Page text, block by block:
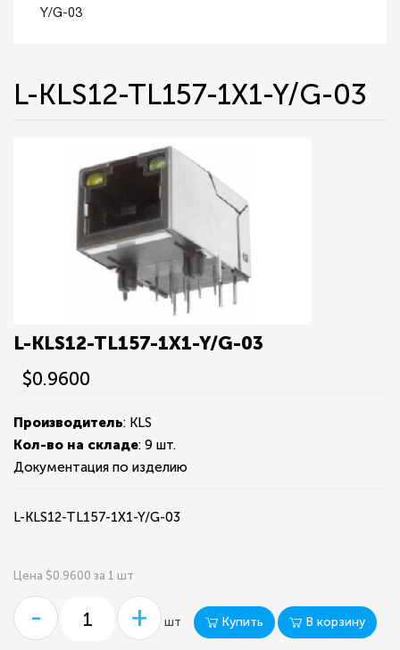
Y/G-03
L-KLS12-TL157-1X1-Y/G-03
L-KLS12-TL157-1X1-Y/G-03
$0.9600
Производитель: KLS
Кол-во на складе: 9 шт.
Документация по изделию
L-KLS12-TL157-1X1-Y/G-03
Цена $0.9600 за 1 шт
- + шт Купить В корзину